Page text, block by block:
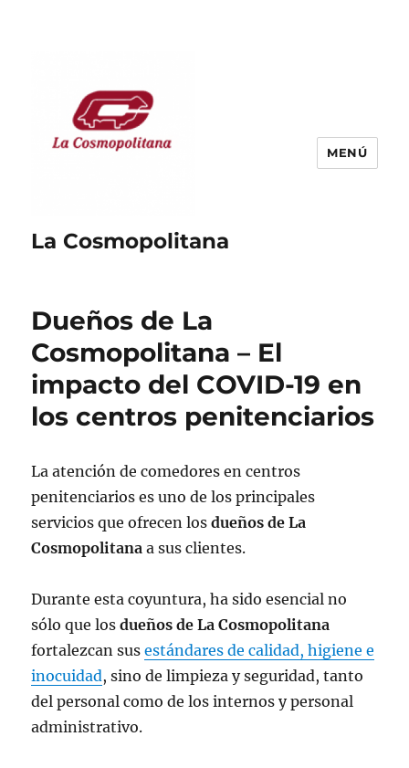
La Cosmopolitana
MENÚ
Dueños de La
Cosmopolitana – El
impacto del COVID-19 en
los centros penitenciarios
La atención de comedores en centros
penitenciarios es uno de los principales
servicios que ofrecen losdueños de La
Cosmopolitana a sus clientes.
Durante esta coyuntura, ha sido esencial no
sólo que losdueños de La Cosmopolitana
fortalezcan susestándares de calidad, higiene e
inocuidad, sino de limpieza y seguridad, tanto
del personal como de los internos y personal
administrativo.